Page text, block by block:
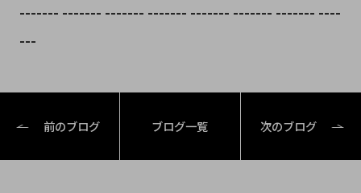
------- ------- ------- ------- ------- ------- ------- ----
---
前のブログ ブログ一覧 次のブログ